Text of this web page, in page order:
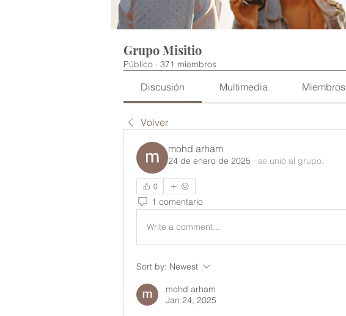
Grupo Misitio
Público · 371 miembros
Discusión Multimedia Miembros
Volver
mohd arham
24 de enero de 2025 · se unió al grupo.
0
1 comentario
Write a comment...
Sort by: Newest
mohd arham
Jan 24, 2025